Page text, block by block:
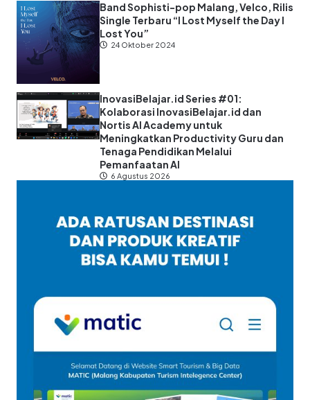
Band Sophisti-pop Malang, Velco, Rilis
Single Terbaru “I Lost Myself the Day I
Lost You”
24 Oktober 2024
InovasiBelajar.id Series #01:
Kolaborasi InovasiBelajar.id dan
Nortis AI Academy untuk
Meningkatkan Productivity Guru dan
Tenaga Pendidikan Melalui
Pemanfaatan AI
6 Agustus 2026